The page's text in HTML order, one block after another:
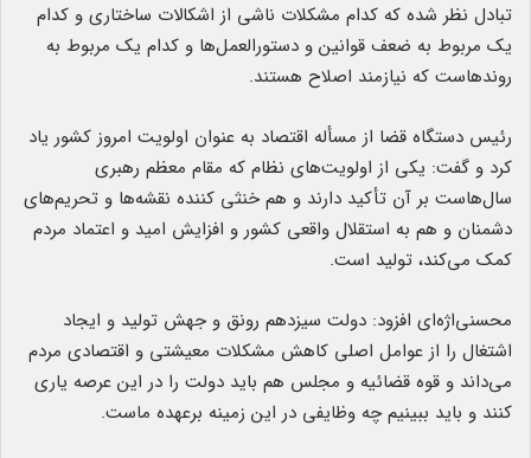
تبادل نظر شده که کدام مشکلات ناشی از اشکالات ساختاری و کدام
یک مربوط به ضعف قوانین و دستورالعمل‌ها و کدام یک مربوط به
روندهاست که نیازمند اصلاح هستند.
رئیس دستگاه قضا از مسأله اقتصاد به عنوان اولویت امروز کشور یاد
کرد و گفت: یکی از اولویت‌های نظام که مقام معظم رهبری
سال‌هاست بر آن تأکید دارند و هم خنثی کننده نقشه‌ها و تحریم‌های
دشمنان و هم به استقلال واقعی کشور و افزایش امید و اعتماد مردم
کمک می‌کند، تولید است.
محسنی‌اژه‌ای افزود: دولت سیزدهم رونق و جهش تولید و ایجاد
اشتغال را از عوامل اصلی کاهش مشکلات معیشتی و اقتصادی مردم
می‌داند و قوه قضائیه و مجلس هم باید دولت را در این عرصه یاری
کنند و باید ببینیم چه وظایفی در این زمینه برعهده ماست.